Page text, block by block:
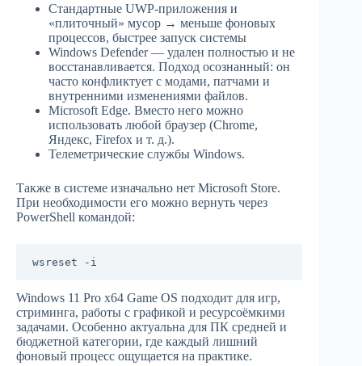
Стандартные UWP-приложения и
«плиточный» мусор → меньше фоновых
процессов, быстрее запуск системы
Windows Defender — удален полностью и не
восстанавливается. Подход осознанный: он
часто конфликтует с модами, патчами и
внутренними изменениями файлов.
Microsoft Edge. Вместо него можно
использовать любой браузер (Chrome,
Яндекс, Firefox и т. д.).
Телеметрические службы Windows.
Также в системе изначально нет Microsoft Store.
При необходимости его можно вернуть через
PowerShell командой:
wsreset -i
Windows 11 Pro x64 Game OS подходит для игр,
стриминга, работы с графикой и ресурсоёмкими
задачами. Особенно актуальна для ПК средней и
бюджетной категории, где каждый лишний
фоновый процесс ощущается на практике.